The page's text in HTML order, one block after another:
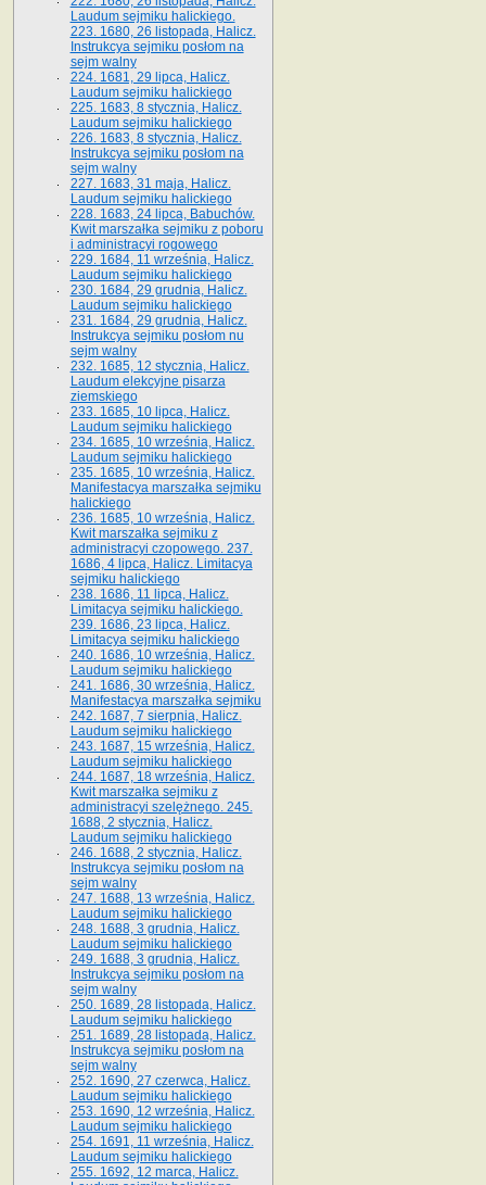
Laudum sejmiku halickiego.
223. 1680, 26 listopada, Halicz.
Instrukcya sejmiku posłom na
sejm walny
224. 1681, 29 lipca, Halicz.
Laudum sejmiku halickiego
225. 1683, 8 stycznia, Halicz.
Laudum sejmiku halickiego
226. 1683, 8 stycznia, Halicz.
Instrukcya sejmiku posłom na
sejm walny
227. 1683, 31 maja, Halicz.
Laudum sejmiku halickiego
228. 1683, 24 lipca, Babuchów.
Kwit marszałka sejmiku z poboru
i administracyi rogowego
229. 1684, 11 września, Halicz.
Laudum sejmiku halickiego
230. 1684, 29 grudnia, Halicz.
Laudum sejmiku halickiego
231. 1684, 29 grudnia, Halicz.
Instrukcya sejmiku posłom nu
sejm walny
232. 1685, 12 stycznia, Halicz.
Laudum elekcyjne pisarza
ziemskiego
233. 1685, 10 lipca, Halicz.
Laudum sejmiku halickiego
234. 1685, 10 września, Halicz.
Laudum sejmiku halickiego
235. 1685, 10 września, Halicz.
Manifestacya marszałka sejmiku
halickiego
236. 1685, 10 września, Halicz.
Kwit marszałka sejmiku z
administracyi czopowego. 237.
1686, 4 lipca, Halicz. Limitacya
sejmiku halickiego
238. 1686, 11 lipca, Halicz.
Limitacya sejmiku halickiego.
239. 1686, 23 lipca, Halicz.
Limitacya sejmiku halickiego
240. 1686, 10 września, Halicz.
Laudum sejmiku halickiego
241. 1686, 30 września, Halicz.
Manifestacya marszałka sejmiku
242. 1687, 7 sierpnia, Halicz.
Laudum sejmiku halickiego
243. 1687, 15 września, Halicz.
Laudum sejmiku halickiego
244. 1687, 18 września, Halicz.
Kwit marszałka sejmiku z
administracyi szelężnego. 245.
1688, 2 stycznia, Halicz.
Laudum sejmiku halickiego
246. 1688, 2 stycznia, Halicz.
Instrukcya sejmiku posłom na
sejm walny
247. 1688, 13 września, Halicz.
Laudum sejmiku halickiego
248. 1688, 3 grudnia, Halicz.
Laudum sejmiku halickiego
249. 1688, 3 grudnia, Halicz.
Instrukcya sejmiku posłom na
sejm walny
250. 1689, 28 listopada, Halicz.
Laudum sejmiku halickiego
251. 1689, 28 listopada, Halicz.
Instrukcya sejmiku posłom na
sejm walny
252. 1690, 27 czerwca, Halicz.
Laudum sejmiku halickiego
253. 1690, 12 września, Halicz.
Laudum sejmiku halickiego
254. 1691, 11 września, Halicz.
Laudum sejmiku halickiego
255. 1692, 12 marca, Halicz.